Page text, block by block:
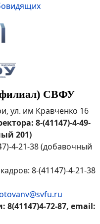
СВФУ
ул. им Кравченко 16
8-(41147)-4-49-
201)
4-21-38 (добавочный
8-(41147)-4-21-38
72-87, email: